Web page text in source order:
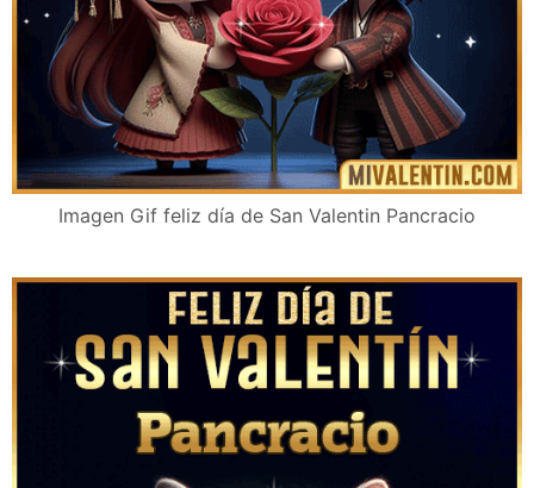
Imagen Gif feliz día de San Valentin Pancracio